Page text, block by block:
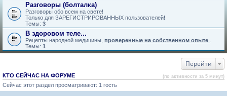
Разговоры (болталка)
Разговоры обо всем на свете!
Только для ЗАРЕГИСТРИРОВАННЫХ пользователей!
Темы: 3
В здоровом теле...
Рецепты народной медицины, проверенные на собственном опыте
Темы: 1
Перейти
КТО СЕЙЧАС НА ФОРУМЕ (по активности за 5 минут)
Сейчас этот раздел просматривают: 1 гость